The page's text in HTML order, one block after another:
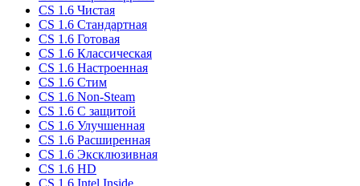
CS 1.6 Чистая
CS 1.6 Стандартная
CS 1.6 Готовая
CS 1.6 Классическая
CS 1.6 Настроенная
CS 1.6 Стим
CS 1.6 Non-Steam
CS 1.6 C защитой
CS 1.6 Улучшенная
CS 1.6 Расширенная
CS 1.6 Эксклюзивная
CS 1.6 HD
CS 1.6 Intel Inside